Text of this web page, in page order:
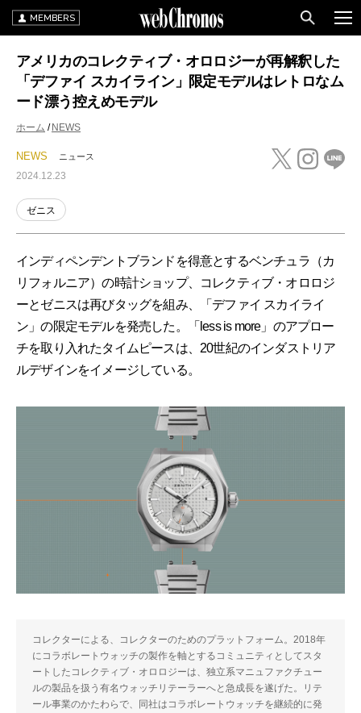
MEMBERS
アメリカのコレクティブ・オロロジーが再解釈した
「デファイ スカイライン」限定モデルはレトロなム
ード漂う控えめモデル
ホーム NEWS
NEWS ニュース
2024.12.23
ゼニス
インディペンデントブランドを得意とするベンチュラ（カ
リフォルニア）の時計ショップ、コレクティブ・オロロジ
ーとゼニスは再びタッグを組み、「デファイ スカイライ
ン」の限定モデルを発売した。「less is more」のアプロー
チを取り入れたタイムピースは、20世紀のインダストリア
ルデザインをイメージしている。
コレクターによる、コレクターのためのプラットフォーム。2018年
にコラボレートウォッチの製作を軸とするコミュニティとしてスタ
ートしたコレクティブ・オロロジーは、独立系マニュファクチュー
ルの製品を扱う有名ウォッチリテーラーへと急成長を遂げた。リテ
ール事業のかたわらで、同社はコラボレートウォッチを継続的に発